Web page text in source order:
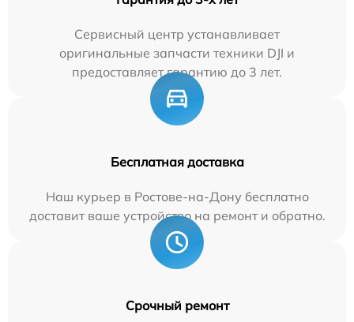
Сервисный центр устанавливает
оригинальные запчасти техники DJI и
предоставляет гарантию до 3 лет.
Бесплатная доставка
Наш курьер в Ростове-на-Дону бесплатно
доставит ваше устройство на ремонт и обратно.
Срочный ремонт